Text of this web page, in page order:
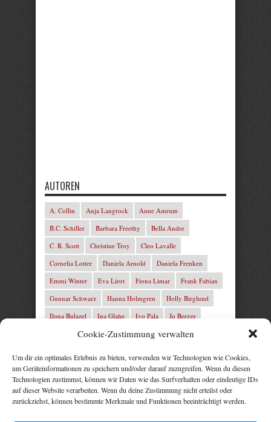
Cookie-Zustimmung verwalten
Um dir ein optimales Erlebnis zu bieten, verwenden wir Technologien wie Cookies,
um Geräteinformationen zu speichern und/oder darauf zuzugreifen. Wenn du diesen
Technologien zustimmst, können wir Daten wie das Surfverhalten oder eindeutige IDs
auf dieser Website verarbeiten. Wenn du deine Zustimmung nicht erteilst oder
zurückziehst, können bestimmte Merkmale und Funktionen beeinträchtigt werden.
AUTOREN
A. Collin Anja Langrock
Anne Amrum
B.C. Schiller
Barbara Freethy
Bella Andre
C. R. Scott
Christine Troy
Cleo Lavalle
Cornelia Lotter
Daniela Arnold
Daniela Frenken
Emmi Winter
Eva Lirot Fiona Limar
Frank Fabian
Gunnar Schwarz
Hanna Holmgren
Holly Birglund
Ilona Bulazel
Ina Glahe Ivo Pala
Jo Berger
Josefine Weiss
Josie Charles
Karin Lindberg
Lita Harris
Marcus Hünnebeck
Marit Bernson
Mark Franley
Martin Krist
Michelle Schrenk
Mila Summers
Mira Morton
Nika Lubitsch